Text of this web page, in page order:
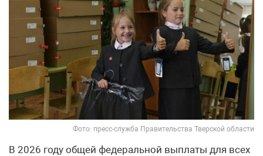
Фото: пресс-служба Правительства Тверской области
В 2026 году общей федеральной выплаты для всех